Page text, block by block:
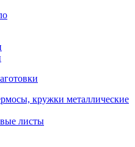
кружки металлические
листы